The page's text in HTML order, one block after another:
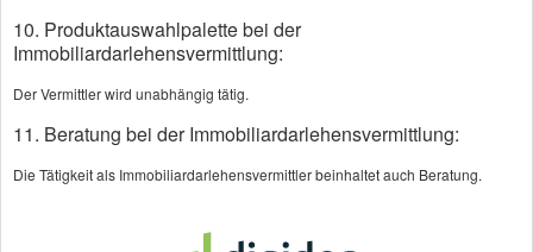
Rechtsschutz
Vergleichsrechner
Bauherrenhaftpflich
t Vergleichsrechner
Schwere
10. Produktauswahlpalette bei der
Immobiliardarlehensvermittlung:
Der Vermittler wird unabhängig tätig.
11. Beratung bei der Immobiliardarlehensvermittlung:
Die Tätigkeit als Immobiliardarlehensvermittler beinhaltet auch Beratung.